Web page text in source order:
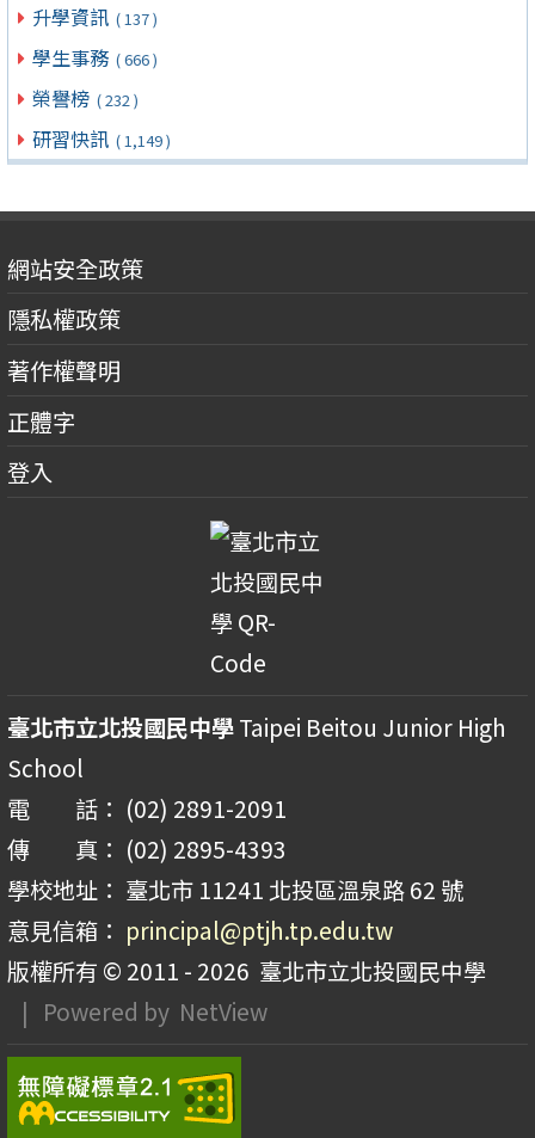
升學資訊 ( 137 )
學生事務 ( 666 )
榮譽榜 ( 232 )
研習快訊 ( 1,149 )
網站安全政策
隱私權政策
著作權聲明
正體字
登入
臺北市立北投國民中學Taipei Beitou Junior High
School
電 話： (02) 2891-2091
傳 真： (02) 2895-4393
學校地址： 臺北市 11241 北投區溫泉路 62 號
意見信箱： principal@ptjh.tp.edu.tw
版權所有 © 2011 - 2026 臺北市立北投國民中學
| Powered by NetView